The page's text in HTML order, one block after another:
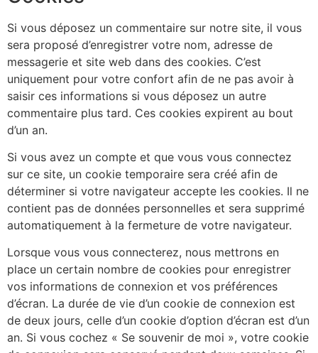
Si vous déposez un commentaire sur notre site, il vous
sera proposé d’enregistrer votre nom, adresse de
messagerie et site web dans des cookies. C’est
uniquement pour votre confort afin de ne pas avoir à
saisir ces informations si vous déposez un autre
commentaire plus tard. Ces cookies expirent au bout
d’un an.
Si vous avez un compte et que vous vous connectez
sur ce site, un cookie temporaire sera créé afin de
déterminer si votre navigateur accepte les cookies. Il ne
contient pas de données personnelles et sera supprimé
automatiquement à la fermeture de votre navigateur.
Lorsque vous vous connecterez, nous mettrons en
place un certain nombre de cookies pour enregistrer
vos informations de connexion et vos préférences
d’écran. La durée de vie d’un cookie de connexion est
de deux jours, celle d’un cookie d’option d’écran est d’un
an. Si vous cochez « Se souvenir de moi », votre cookie